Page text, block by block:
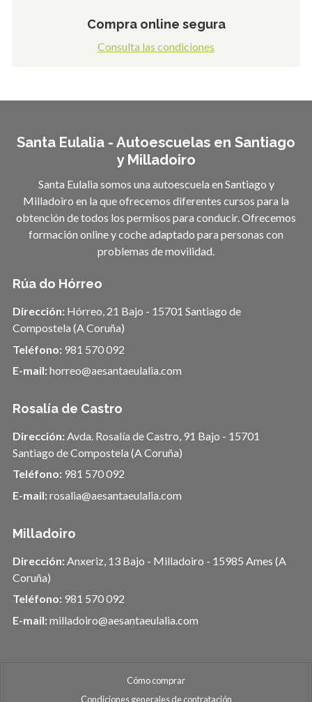
Compra online segura
Consulta las condiciones
Santa Eulalia - Autoescuelas en Santiago
y Milladoiro
Santa Eulalia somos una autoescuela en Santiago y
Milladoiro en la que ofrecemos diferentes cursos para la
obtención de todos los permisos para conducir. Ofrecemos
formación online y coche adaptado para personas con
problemas de movilidad.
Rúa do Hórreo
Dirección: Hórreo, 21 Bajo - 15701 Santiago de
Compostela (A Coruña)
Teléfono: 981 570 092
E-mail:horreo@aesantaeulalia.com
Rosalía de Castro
Dirección:Avda. Rosalía de Castro, 91 Bajo - 15701
Santiago de Compostela (A Coruña)
Teléfono: 981 570 092
E-mail:rosalia@aesantaeulalia.com
Milladoiro
Dirección:Anxeriz, 13 Bajo - Milladoiro - 15985 Ames (A
Coruña)
Teléfono: 981 570 092
E-mail:milladoiro@aesantaeulalia.com
Cómo comprar
Condiciones generales de contratación